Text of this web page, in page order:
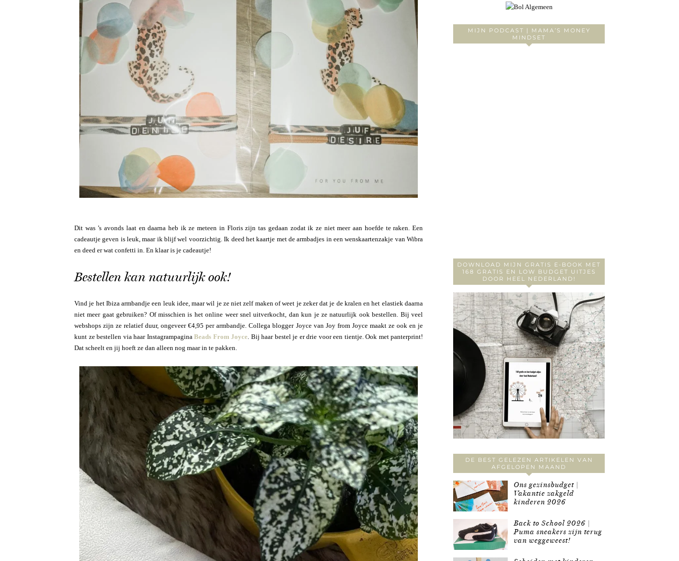
Dit was ’s avonds laat en daarna heb ik ze meteen in Floris zijn tas gedaan zodat ik ze niet meer aan hoefde te raken. Een
cadeautje geven is leuk, maar ik blijf wel voorzichtig. Ik deed het kaartje met de armbadjes in een wenskaartenzakje van Wibra
en deed er wat confetti in. En klaar is je cadeautje!
Bestellen kan natuurlijk ook!
Vind je het Ibiza armbandje een leuk idee, maar wil je ze niet zelf maken of weet je zeker dat je de kralen en het elastiek daarna
niet meer gaat gebruiken? Of misschien is het online weer snel uitverkocht, dan kun je ze natuurlijk ook bestellen. Bij veel
webshops zijn ze relatief duur, ongeveer €4,95 per armbandje. Collega blogger Joyce van Joy from Joyce maakt ze ook en je
kunt ze bestellen via haar Instagrampagina Beads From Joyce. Bij haar bestel je er drie voor een tientje. Ook met panterprint!
Dat scheelt en jij hoeft ze dan alleen nog maar in te pakken.
MIJN PODCAST | MAMA’S MONEY
MINDSET
DOWNLOAD MIJN GRATIS E-BOOK MET
168 GRATIS EN LOW BUDGET UITJES
DOOR HEEL NEDERLAND!
DE BEST GELEZEN ARTIKELEN VAN
AFGELOPEN MAAND
Ons gezinsbudget |
Vakantie zakgeld
kinderen 2026
Back to School 2026 |
Puma sneakers zijn terug
van weggeweest!